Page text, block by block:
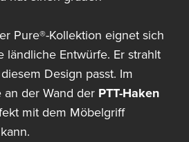
Pure®-Kollektion eignet sich
ländliche Entwürfe. Er strahlt
Design passt. Im
der Wand der PTT-Haken
mit dem Möbelgriff